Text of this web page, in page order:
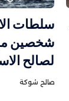
سلطات
شخصين
لصالح
صالح شوكة